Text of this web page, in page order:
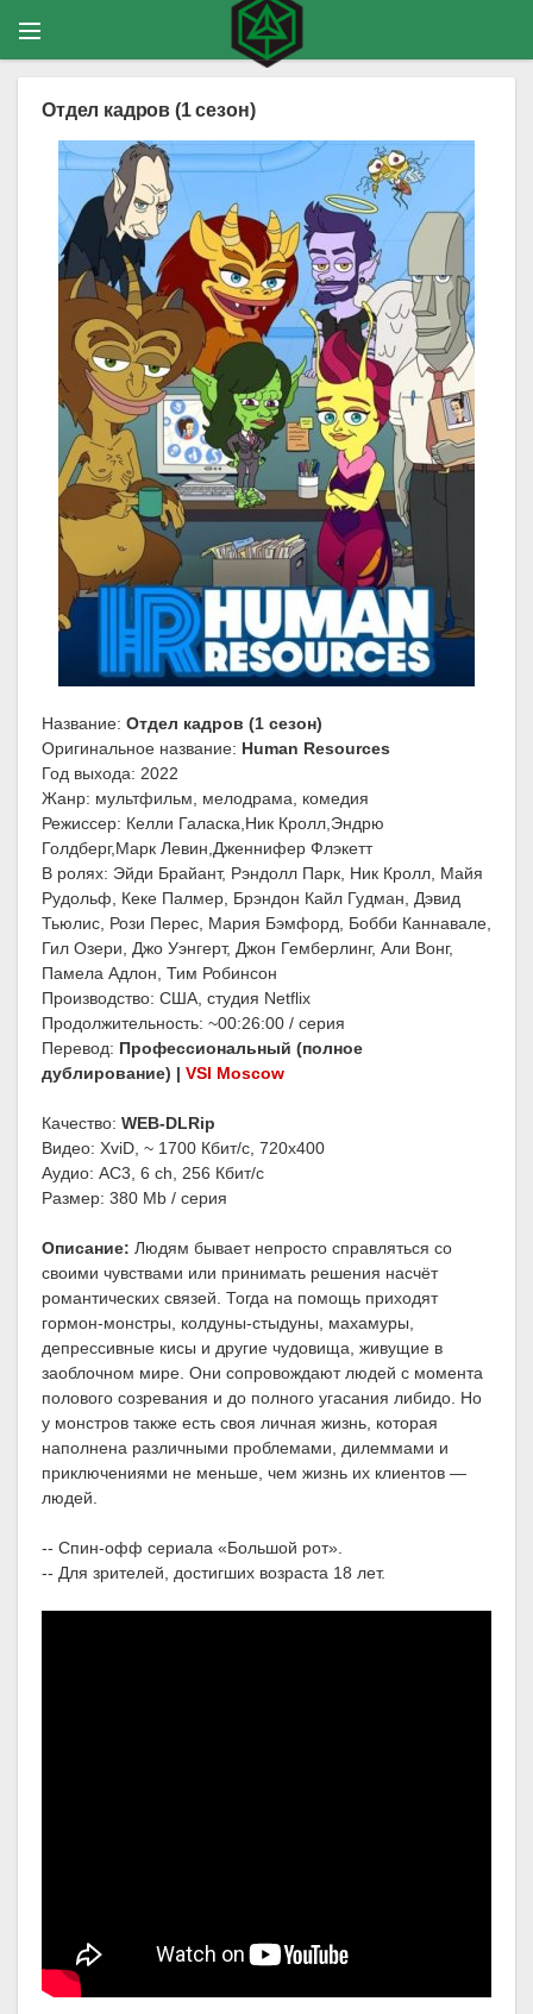
Отдел кадров (1 сезон)
Название: Отдел кадров (1 сезон)
Оригинальное название: Human Resources
Год выхода: 2022
Жанр: мультфильм, мелодрама, комедия
Режиссер: Келли Галаска,Ник Кролл,Эндрю
Голдберг,Марк Левин,Дженнифер Флэкетт
В ролях: Эйди Брайант, Рэндолл Парк, Ник Кролл, Майя
Рудольф, Кеке Палмер, Брэндон Кайл Гудман, Дэвид
Тьюлис, Рози Перес, Мария Бэмфорд, Бобби Каннавале,
Гил Озери, Джо Уэнгерт, Джон Гемберлинг, Али Вонг,
Памела Адлон, Тим Робинсон
Производство: США, студия Netflix
Продолжительность: ~00:26:00 / серия
Перевод: Профессиональный (полное
дублирование) | VSI Moscow
Качество: WEB-DLRip
Видео: XviD, ~ 1700 Кбит/с, 720x400
Аудио: AC3, 6 ch, 256 Кбит/с
Размер: 380 Mb / серия
Описание: Людям бывает непросто справляться со
своими чувствами или принимать решения насчёт
романтических связей. Тогда на помощь приходят
гормон-монстры, колдуны-стыдуны, махамуры,
депрессивные кисы и другие чудовища, живущие в
заоблочном мире. Они сопровождают людей с момента
полового созревания и до полного угасания либидо. Но
у монстров также есть своя личная жизнь, которая
наполнена различными проблемами, дилеммами и
приключениями не меньше, чем жизнь их клиентов —
людей.
-- Спин-офф сериала «Большой рот».
-- Для зрителей, достигших возраста 18 лет.